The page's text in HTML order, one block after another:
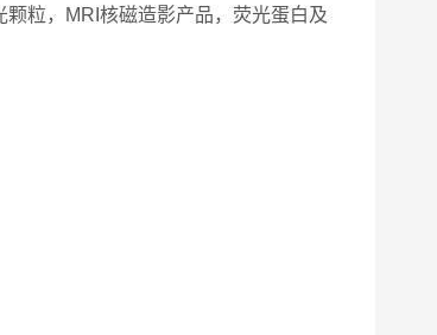
粒，MRI核磁造影产品，荧光蛋白及